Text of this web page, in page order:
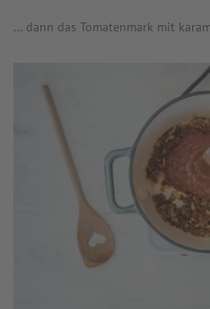
... dann das Tomatenmark mit